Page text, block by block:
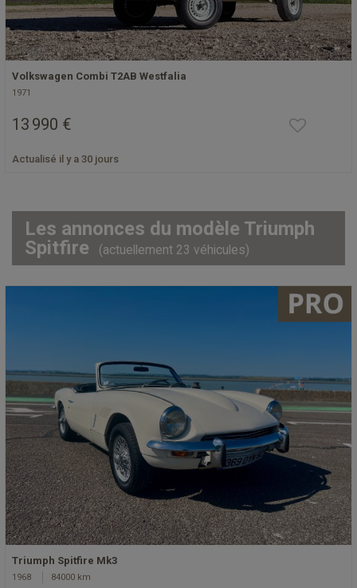
Volkswagen Combi T2AB Westfalia
1971
13 990 €
Actualisé il y a 30 jours
Les annonces du modèle Triumph
Spitfire
(actuellement 23 véhicules)
Triumph Spitfire Mk3
1968 84000 km